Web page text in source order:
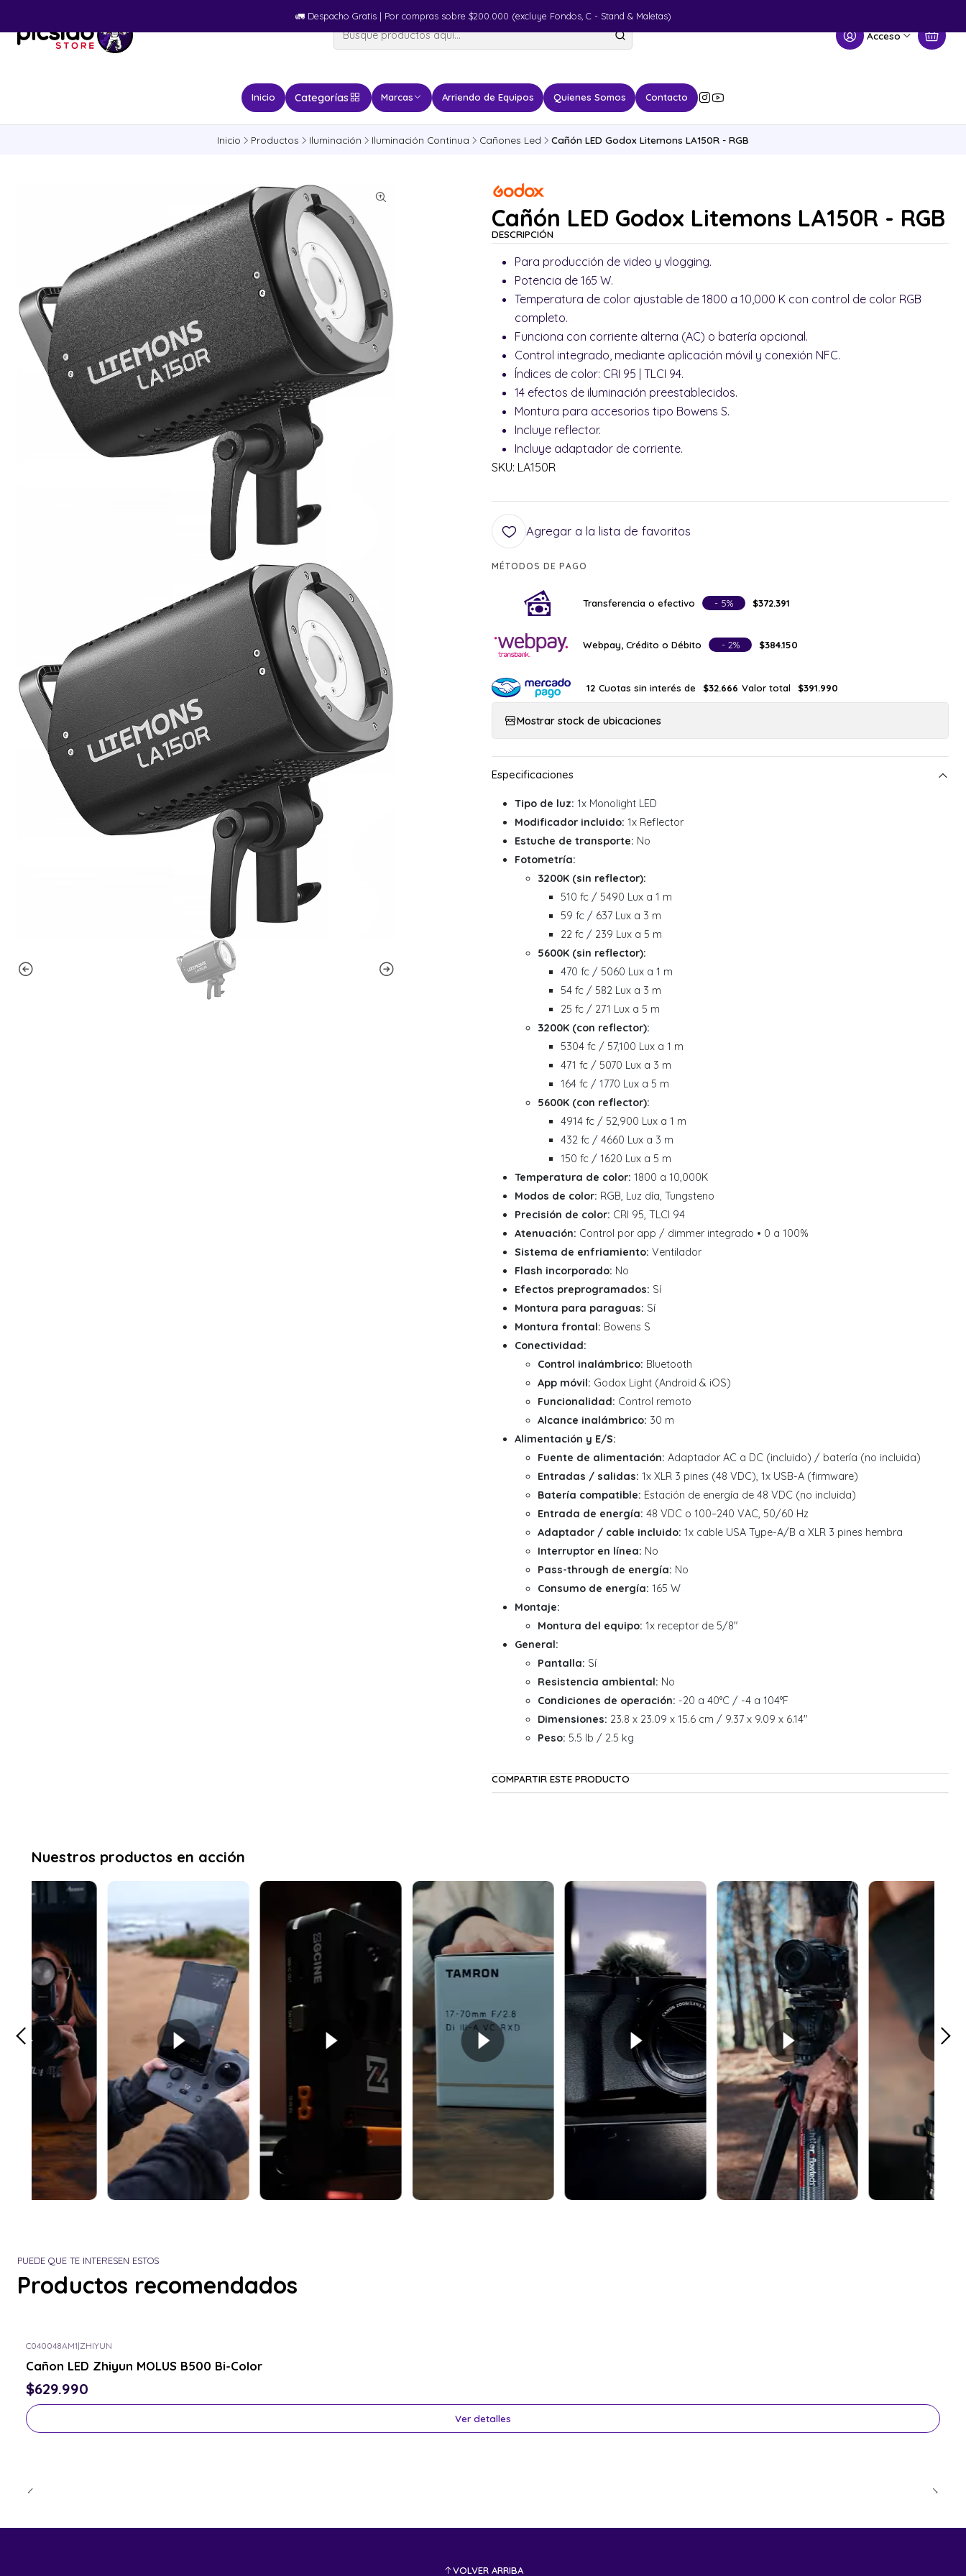
Acceso
Inicio Categorías Marcas Arriendo de Equipos Quienes Somos Contacto
🚛​ Despacho Gratis | Por compras sobre $200.000 (excluye Fondos, C - Stand & Maletas)
Inicio Productos Iluminación Iluminación Continua Cañones Led Cañón LED Godox Litemons LA150R - RGB
Cañón LED Godox Litemons LA150R - RGB
DESCRIPCIÓN
Para producción de video y vlogging.
Potencia de 165 W.
Temperatura de color ajustable de 1800 a 10,000 K con control de color RGB
completo.
Funciona con corriente alterna (AC) o batería opcional.
Control integrado, mediante aplicación móvil y conexión NFC.
Índices de color: CRI 95 | TLCI 94.
14 efectos de iluminación preestablecidos.
Montura para accesorios tipo Bowens S.
Incluye reflector.
Incluye adaptador de corriente.
SKU: LA150R
Agregar a la lista de favoritos
MÉTODOS DE PAGO
Transferencia o efectivo - 5% $372.391
Webpay, Crédito o Débito - 2% $384.150
12 Cuotas sin interés de $32.666 Valor total $391.990
Mostrar stock de ubicaciones
Tipo de luz: 1x Monolight LED
Modificador incluido: 1x Reflector
Estuche de transporte: No
Fotometría:
3200K (sin reflector):
510 fc / 5490 Lux a 1 m
59 fc / 637 Lux a 3 m
22 fc / 239 Lux a 5 m
5600K (sin reflector):
470 fc / 5060 Lux a 1 m
54 fc / 582 Lux a 3 m
25 fc / 271 Lux a 5 m
3200K (con reflector):
5304 fc / 57,100 Lux a 1 m
471 fc / 5070 Lux a 3 m
164 fc / 1770 Lux a 5 m
5600K (con reflector):
4914 fc / 52,900 Lux a 1 m
432 fc / 4660 Lux a 3 m
150 fc / 1620 Lux a 5 m
Temperatura de color: 1800 a 10,000K
Modos de color: RGB, Luz día, Tungsteno
Precisión de color: CRI 95, TLCI 94
Atenuación: Control por app / dimmer integrado • 0 a 100%
Sistema de enfriamiento: Ventilador
Flash incorporado: No
Efectos preprogramados: Sí
Montura para paraguas: Sí
Montura frontal: Bowens S
Conectividad:
Control inalámbrico: Bluetooth
App móvil: Godox Light (Android & iOS)
Funcionalidad: Control remoto
Alcance inalámbrico: 30 m
Alimentación y E/S:
Fuente de alimentación: Adaptador AC a DC (incluido) / batería (no incluida)
Entradas / salidas: 1x XLR 3 pines (48 VDC), 1x USB-A (firmware)
Batería compatible: Estación de energía de 48 VDC (no incluida)
Entrada de energía: 48 VDC o 100–240 VAC, 50/60 Hz
Adaptador / cable incluido: 1x cable USA Type-A/B a XLR 3 pines hembra
Interruptor en línea: No
Pass-through de energía: No
Consumo de energía: 165 W
Montaje:
Montura del equipo: 1x receptor de 5/8"
General:
Pantalla: Sí
Resistencia ambiental: No
Condiciones de operación: -20 a 40°C / -4 a 104°F
Dimensiones: 23.8 x 23.09 x 15.6 cm / 9.37 x 9.09 x 6.14"
Peso: 5.5 lb / 2.5 kg
COMPARTIR ESTE PRODUCTO
PUEDE QUE TE INTERESEN ESTOS
Productos recomendados
C040048AM1|ZHIYUN
Cañon LED Zhiyun MOLUS B500 Bi-Color
$629.990
Ver detalles
VOLVER ARRIBA